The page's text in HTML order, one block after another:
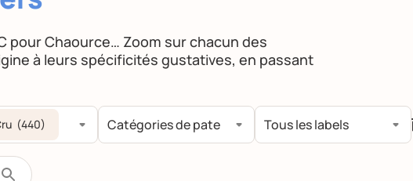
pour Chaource… Zoom sur chacun des
à leurs spécificités gustatives, en passant
(440)